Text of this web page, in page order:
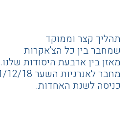
תהליך קצר וממוקד
שמחבר בין כל הצ'אקרות
מאזן בין ארבעת היסודות שלנו.
מחבר לאנרגיות השער 21/12/18
כניסה לשנת האחדות.